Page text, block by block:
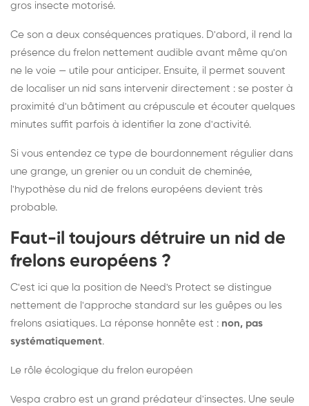
gros insecte motorisé.
Ce son a deux conséquences pratiques. D'abord, il rend la
présence du frelon nettement audible avant même qu'on
ne le voie — utile pour anticiper. Ensuite, il permet souvent
de localiser un nid sans intervenir directement : se poster à
proximité d'un bâtiment au crépuscule et écouter quelques
minutes suffit parfois à identifier la zone d'activité.
Si vous entendez ce type de bourdonnement régulier dans
une grange, un grenier ou un conduit de cheminée,
l'hypothèse du nid de frelons européens devient très
probable.
Faut-il toujours détruire un nid de
frelons européens ?
C'est ici que la position de Need's Protect se distingue
nettement de l'approche standard sur les guêpes ou les
frelons asiatiques. La réponse honnête est : non, pas
systématiquement.
Le rôle écologique du frelon européen
Vespa crabro est un grand prédateur d'insectes. Une seule